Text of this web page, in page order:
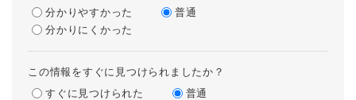
分かりやすかった
普通
分かりにくかった
この情報をすぐに見つけられましたか？
すぐに見つけられた
普通